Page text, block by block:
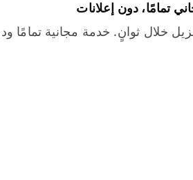
تمامًا، دون إعلانات
خلال ثوانٍ. خدمة مجانية تمامًا